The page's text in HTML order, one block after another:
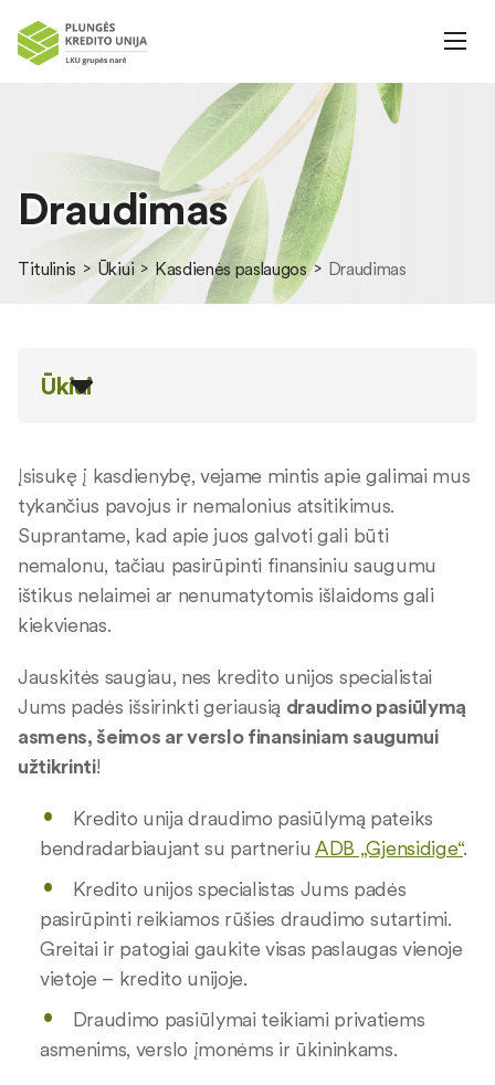
Draudimas
Titulinis Ūkiui Kasdienės paslaugos Draudimas
Ūkiui
Įsisukę į kasdienybę, vejame mintis apie galimai mus
tykančius pavojus ir nemalonius atsitikimus.
Suprantame, kad apie juos galvoti gali būti
nemalonu, tačiau pasirūpinti finansiniu saugumu
ištikus nelaimei ar nenumatytomis išlaidoms gali
kiekvienas.
Jauskitės saugiau, nes kredito unijos specialistai
Jums padės išsirinkti geriausią draudimo pasiūlymą
asmens, šeimos ar verslo finansiniam saugumui
užtikrinti!
Kredito unija draudimo pasiūlymą pateiks
bendradarbiaujant su partneriuADB „Gjensidige“.
Kredito unijos specialistas Jums padės
pasirūpinti reikiamos rūšies draudimo sutartimi.
Greitai ir patogiai gaukite visas paslaugas vienoje
vietoje – kredito unijoje.
Draudimo pasiūlymai teikiami privatiems
asmenims, verslo įmonėms ir ūkininkams.